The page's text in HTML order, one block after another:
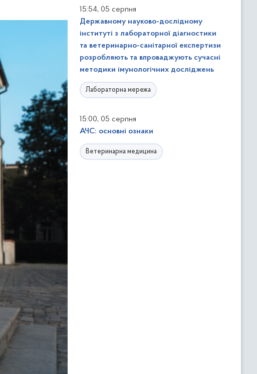
15:54, 05 серпня
Державному науково-дослідному
інституті з лабораторної діагностики
та ветеринарно-санітарної експертизи
розробляють та впроваджують сучасні
методики імунологічних досліджень
Лабораторна мережа
15:00, 05 серпня
АЧС: основні ознаки
Ветеринарна медицина